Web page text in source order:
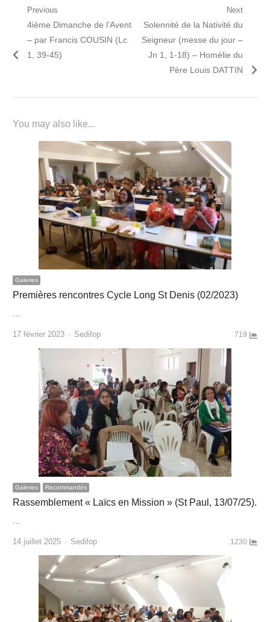
Navigation
l’article
Previous
Previous
post:
4ième Dimanche de l’Avent
– par Francis COUSIN (Lc
1, 39-45)
Next
Next
post:
Solennité de la Nativité du
Seigneur (messe du jour –
Jn 1, 1-18) – Homélie du
Père Louis DATTIN
You may also like...
Galeries
Premières rencontres Cycle Long St Denis (02/2023)
17 février 2023 Author
Sedifop 719
Galeries Recommandés
Rassemblement « Laïcs en Mission » (St Paul, 13/07/25).
14 juillet 2025 Author
Sedifop 1230